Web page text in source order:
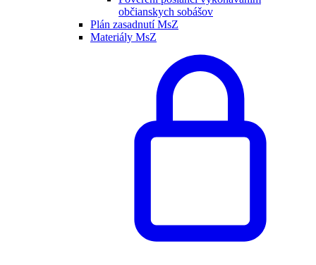
občianskych sobášov
Plán zasadnutí MsZ
Materiály MsZ